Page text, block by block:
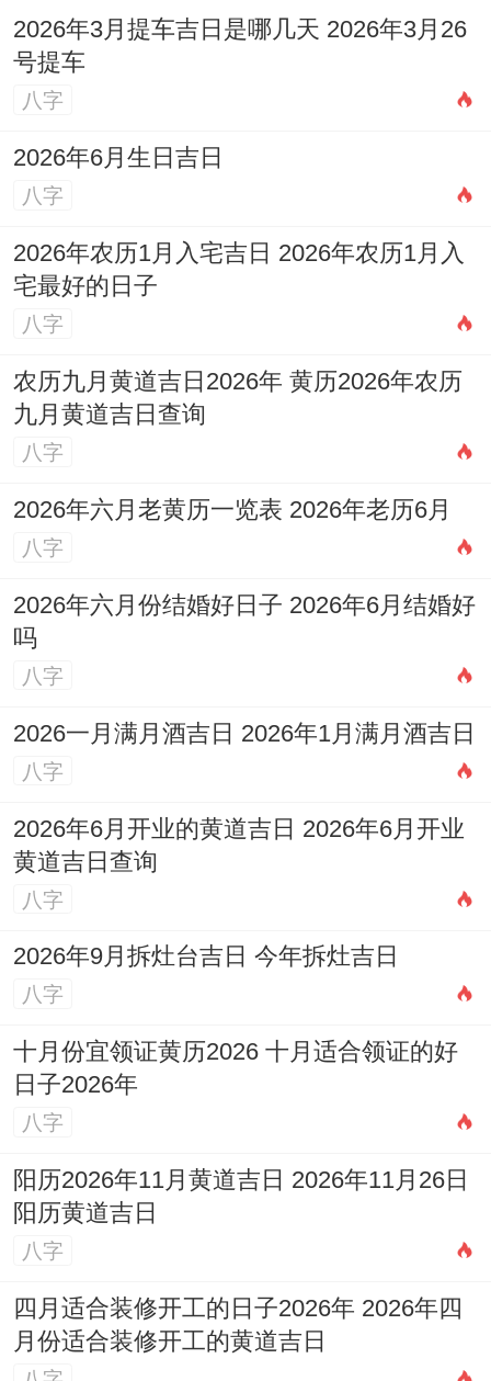
2026年3月提车吉日是哪几天 2026年3月26
号提车
八字
2026年6月生日吉日
八字
2026年农历1月入宅吉日 2026年农历1月入
宅最好的日子
八字
农历九月黄道吉日2026年 黄历2026年农历
九月黄道吉日查询
八字
2026年六月老黄历一览表 2026年老历6月
八字
2026年六月份结婚好日子 2026年6月结婚好
吗
八字
2026一月满月酒吉日 2026年1月满月酒吉日
八字
2026年6月开业的黄道吉日 2026年6月开业
黄道吉日查询
八字
2026年9月拆灶台吉日 今年拆灶吉日
八字
十月份宜领证黄历2026 十月适合领证的好
日子2026年
八字
阳历2026年11月黄道吉日 2026年11月26日
阳历黄道吉日
八字
四月适合装修开工的日子2026年 2026年四
月份适合装修开工的黄道吉日